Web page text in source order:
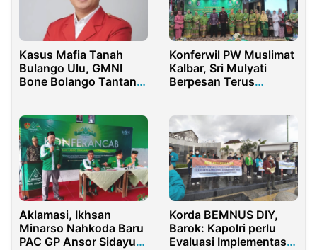
Kasus Mafia Tanah
Bulango Ulu, GMNI
Bone Bolango Tantang
Konferwil PW Muslimat
Kalbar, Sri Mulyati
Berpesan Terus
Kemampuan.
Aklamasi, Ikhsan
Minarso Nahkoda Baru
PAC GP Ansor Sidayu
Korda BEMNUS DIY,
Barok: Kapolri perlu
Evaluasi Implementasi